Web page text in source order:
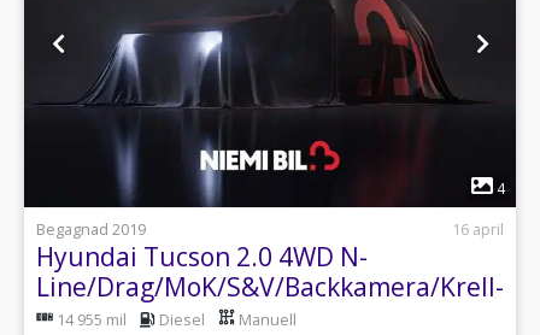
1
4
Begagnad 2019
16 april
Hyundai Tucson 2.0 4WD N-
Line/Drag/MoK/S&V/Backkamera/Krell-
ljud/Psens
14 955 mil Diesel Manuell